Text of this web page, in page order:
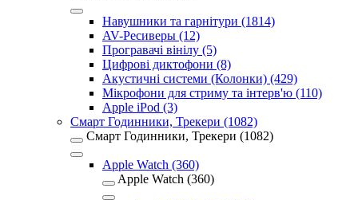
Навушники та гарнітури (1814)
AV-Ресиверы (12)
Програвачі вінілу (5)
Цифрові диктофони (8)
Акустичні системи (Колонки) (429)
Мікрофони для стриму та інтерв'ю (110)
Apple iPod (3)
Смарт Годинники, Трекери (1082)
Смарт Годинники, Трекери (1082)
Apple Watch (360)
Apple Watch (360)